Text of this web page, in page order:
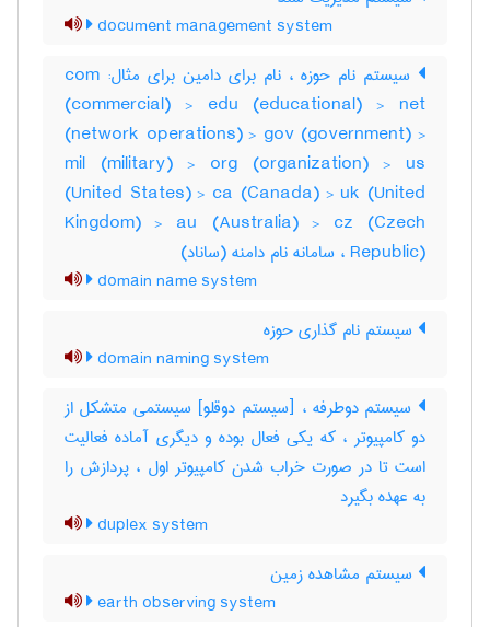
document management system
سیستم نام حوزه ، نام برای دامین برای مثال: com
(commercial) > edu (educational) > net
(network operations) > gov (government) >
mil (military) > org (organization) > us
(United States) > ca (Canada) > uk (United
Kingdom) > au (Australia) > cz (Czech
Republic) ، سامانه نام دامنه (ساناد)
domain name system
سیستم نام گذاری حوزه
domain naming system
سیستم دوطرفه ، [سیستم دوقلو] سیستمی متشکل از
دو کامپیوتر ، که یکی فعال بوده و دیگری آماده فعالیت
است تا در صورت خراب شدن کامپیوتر اول ، پردازش را
به عهده بگیرد
duplex system
سیستم مشاهده زمین
earth observing system